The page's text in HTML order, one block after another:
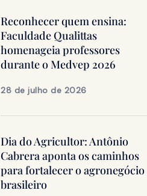
Reconhecer quem ensina:
Faculdade Qualittas
homenageia professores
durante o Medvep 2026
28 de julho de 2026
Dia do Agricultor: Antônio
Cabrera aponta os caminhos
para fortalecer o agronegócio
brasileiro